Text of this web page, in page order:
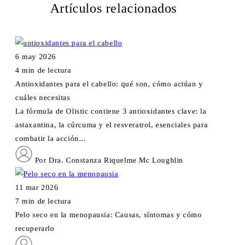
Artículos relacionados
6 may 2026
4 min de lectura
Antioxidantes para el cabello: qué son, cómo actúan y
cuáles necesitas
La fórmula de Olistic contiene 3 antioxidantes clave: la
astaxantina, la cúrcuma y el resveratrol, esenciales para
combatir la acción...
Por Dra. Constanza Riquelme Mc Loughlin
11 mar 2026
7 min de lectura
Pelo seco en la menopausia: Causas, síntomas y cómo
recuperarlo